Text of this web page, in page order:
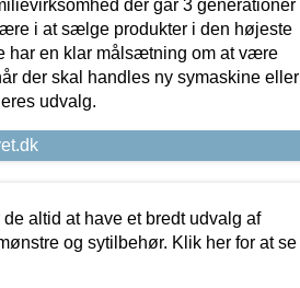
der går 3 generationer
i at sælge produkter i den højeste
har en klar målsætning om at være
der skal handles ny symaskine eller
udvalg.
altid at have et bredt udvalg af
og sytilbehør. Klik her for at se